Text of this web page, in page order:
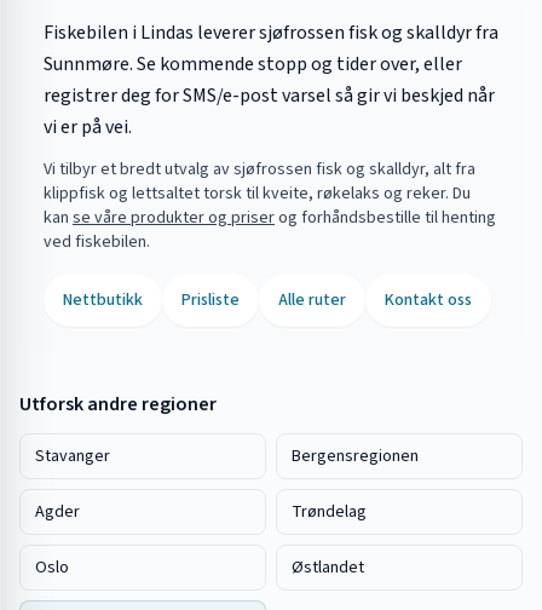
Fiskebilen i Lindas leverer sjøfrossen fisk og skalldyr fra
Sunnmøre. Se kommende stopp og tider over, eller
registrer deg for SMS/e-post varsel så gir vi beskjed når
vi er på vei.
Vi tilbyr et bredt utvalg av sjøfrossen fisk og skalldyr, alt fra
klippfisk og lettsaltet torsk til kveite, røkelaks og reker. Du
kan se våre produkter og priserog forhåndsbestille til henting
ved fiskebilen.
Nettbutikk Prisliste Alle ruter Kontakt oss
Utforsk andre regioner
Stavanger Bergensregionen
Agder Trøndelag
Oslo Østlandet